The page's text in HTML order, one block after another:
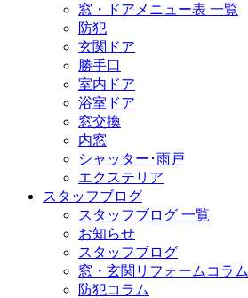
窓・ドアメニュー表 一覧
防犯
玄関ドア
勝手口
室内ドア
浴室ドア
窓交換
内窓
シャッター･雨戸
エクステリア
スタッフブログ
スタッフブログ 一覧
お知らせ
スタッフブログ
窓・玄関リフォームコラム
防犯コラム